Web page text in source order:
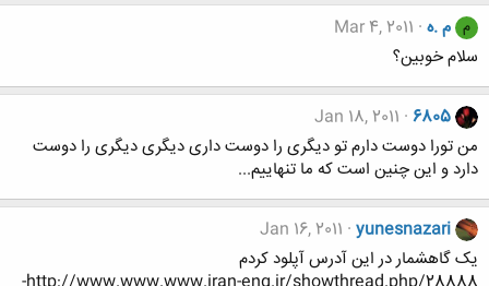
م م .ه Mar 4, 2011
سلام خوبین؟
6805
Jan 18, 2011
من تورا دوست دارم تو دیگری را دوست داری دیگری دیگری را دوست
دارد و این چنین است که ما تنهاییم...
yunesnazari
Jan 16, 2011
یک گاهشمار در این آدرس آپلود کردم